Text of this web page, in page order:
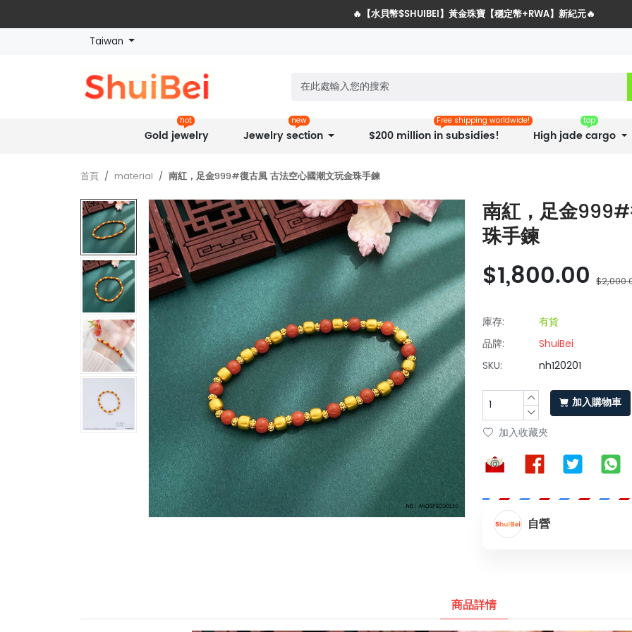
🔥【水貝幣$SHUIBEI】黃金珠寶【穩定幣+RWA】新紀元🔥
Taiwan
Gold jewelry
hot
Jewelry section
new
$200 million in subsidies!
Free shipping worldwide!
High jade cargo
top
首頁 material 南紅，足金999#復古風 古法空心國潮文玩金珠手鍊
南紅，足金
珠手鍊
$1,800.00
庫存:
有貨
品牌:
ShuiBei
SKU:
nh120201
加入購物車
加入收藏夾
自營
商品詳情